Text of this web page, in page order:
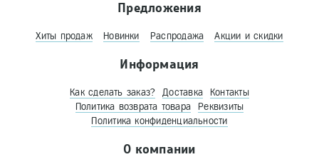
Предложения
Хиты продаж Новинки Распродажа Акции и скидки
Информация
Как сделать заказ? Доставка
Контакты
Политика возврата товара
Реквизиты
Политика конфиденциальности
О компании